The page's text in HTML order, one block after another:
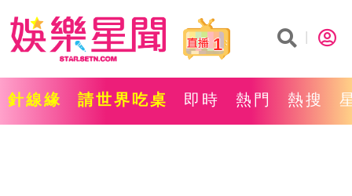
1
針線緣 請世界吃桌 即時 熱門 熱搜